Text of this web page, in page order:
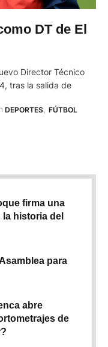
DT de El
Director Técnico
tras la salida de
DEPORTES, FÚTBOL
firma una
historia del
para
abre
de